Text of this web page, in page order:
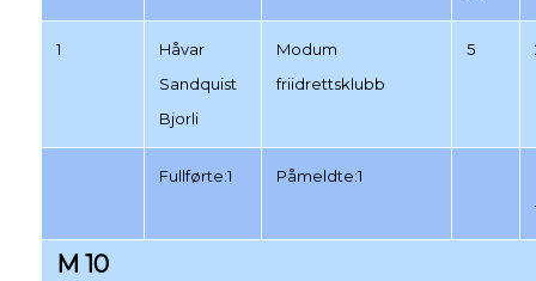
1
Håvar
Sandquist
Bjorli
Modum
friidrettsklubb
5
Fullførte:1 Påmeldte:1
M 10